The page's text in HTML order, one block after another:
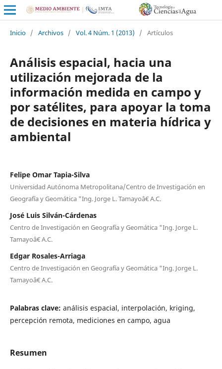
Inicio / Archivos / Vol. 4 Núm. 1 (2013) / Artículos
Análisis espacial, hacia una
utilización mejorada de la
información medida en campo y
por satélites, para apoyar la toma
de decisiones en materia hídrica y
ambiental
Felipe Omar Tapia-Silva
Universidad Autónoma Metropolitana/Centro de Investigación en
Geografía y Geomática "Ing. Jorge L. Tamayoâ€ A.C.
José Luis Silván-Cárdenas
Centro de Investigación en Geografía y Geomática "Ing. Jorge L.
Tamayoâ€ A.C.
Edgar Rosales-Arriaga
Centro de Investigación en Geografía y Geomática "Ing. Jorge L.
Tamayoâ€ A.C.
Palabras clave: análisis espacial, interpolación, kriging,
percepción remota, mediciones en campo, agua
Resumen